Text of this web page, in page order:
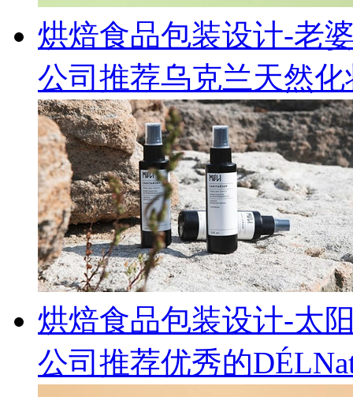
烘焙食品包装设计-老
公司推荐乌克兰天然
烘焙食品包装设计-太
公司推荐优秀的